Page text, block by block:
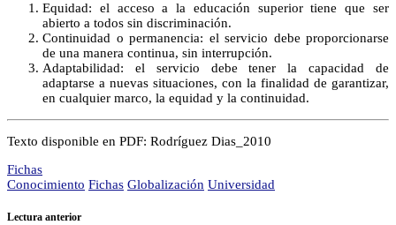
Equidad: el acceso a la educación superior tiene que ser
abierto a todos sin discriminación.
Continuidad o permanencia: el servicio debe proporcionarse
de una manera continua, sin interrupción.
Adaptabilidad: el servicio debe tener la capacidad de
adaptarse a nuevas situaciones, con la finalidad de garantizar,
en cualquier marco, la equidad y la continuidad.
Texto disponible en PDF: Rodríguez Dias_2010
Fichas
Conocimiento Fichas Globalización Universidad
Lectura anterior